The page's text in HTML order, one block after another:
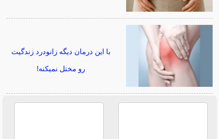
با این درمان دیگه زانودرد زندگیت
رو مختل نمیکنه!